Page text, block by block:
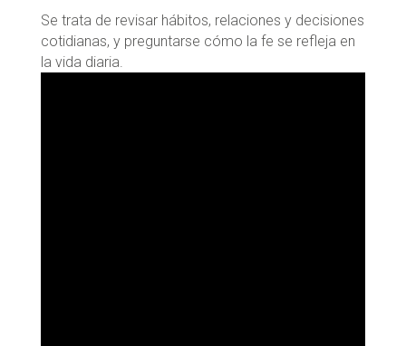
Se trata de revisar hábitos, relaciones y decisiones
cotidianas, y preguntarse cómo la fe se refleja en
la vida diaria.